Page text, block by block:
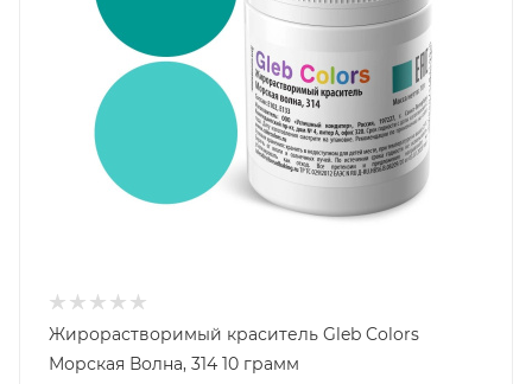
Жирорастворимый краситель Gleb Colors
Морская Волна, 314 10 грамм